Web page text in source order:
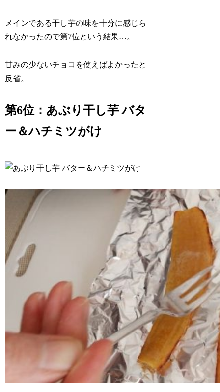
メインである干し芋の味を十分に感じら
れなかったので第7位という結果…。
甘みの少ないチョコを使えばよかったと
反省。
第6位：あぶり干し芋 バタ
ー＆ハチミツがけ